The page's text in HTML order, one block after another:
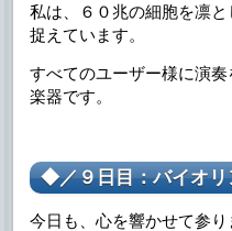
私は、６０兆の細胞を凛
捉えています。
すべてのユーザー様に演
楽器です。
◆／９日目：バイオリ
今日も、心を響かせて参り